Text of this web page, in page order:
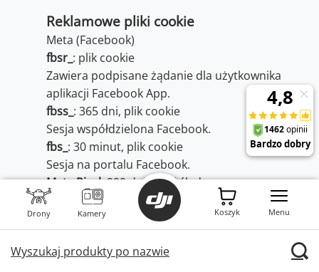
Drony Kamery
Wyszukaj produkty po nazwie
Koszyk Menu
Reklamowe pliki cookie
Meta (Facebook)
fbsr_ : plik cookie
Zawiera podpisane żądanie dla użytkownika
aplikacji Facebook App.
fbss_ : 365 dni, plik cookie
Sesja współdzielona Facebook.
fbs_ : 30 minut, plik cookie
Sesja na portalu Facebook.
Meta Pixel: 999 dni, pixel śledzący
Meta Pixel to kawałek kodu, który pozwala
mierzyć skuteczność reklamy poprzez
użytkowników strony i pozwala upewnić się, że